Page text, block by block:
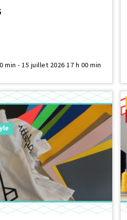
min - 15 juillet 2026 17 h 00 min